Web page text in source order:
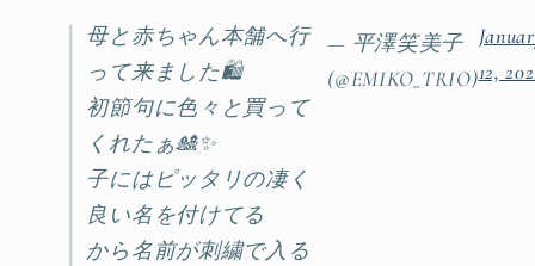
母と赤ちゃん本舗へ行
って来ました🛍
初節句に色々と買って
くれたぁ🎎✨
子にはピッタリの凄く
良い名を付けてる
から名前が刺繍で入る
— 平澤笑美子
(@EMIKO_TRIO)12,